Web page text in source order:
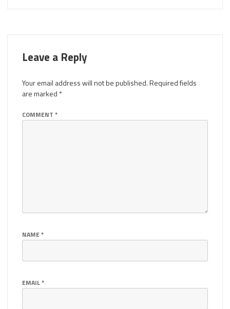
Leave a Reply
Your email address will not be published.Required fields
are marked *
COMMENT *
NAME*
EMAIL*